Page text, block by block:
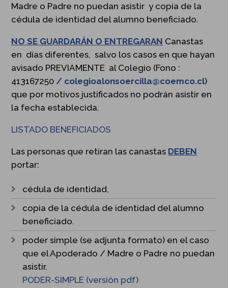
Madre o Padre no puedan asistir y copia de la
cédula de identidad del alumno beneficiado.
NO SE GUARDARÁN O ENTREGARAN Canastas
en días diferentes, salvo los casos en que hayan
avisado PREVIAMENTE al Colegio (Fono :
413167250 / colegioalonsoercilla@coemco.cl)
que por motivos justificados no podrán asistir en
la fecha establecida.
LISTADO BENEFICIADOS
Las personas que retiran las canastas DEBEN
portar:
cédula de identidad,
copia de la cédula de identidad del alumno
beneficiado.
poder simple (se adjunta formato) en el caso
que el Apoderado / Madre o Padre no puedan
asistir.
PODER-SIMPLE (versión pdf)